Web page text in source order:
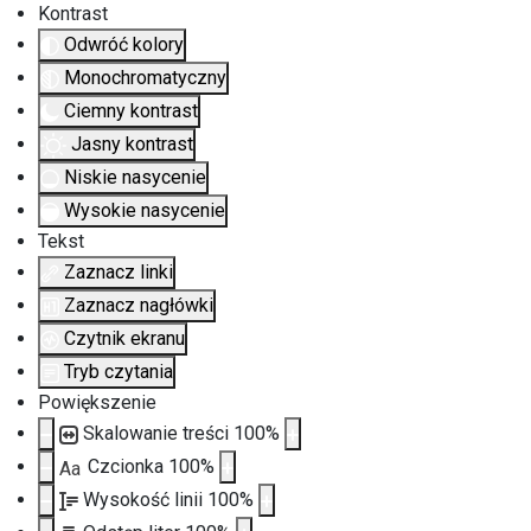
Kontrast
Odwróć kolory
Monochromatyczny
Ciemny kontrast
Jasny kontrast
Niskie nasycenie
Wysokie nasycenie
Tekst
Zaznacz linki
Zaznacz nagłówki
Czytnik ekranu
Tryb czytania
Powiększenie
Skalowanie treści 100%
Aa Czcionka 100%
Wysokość linii 100%